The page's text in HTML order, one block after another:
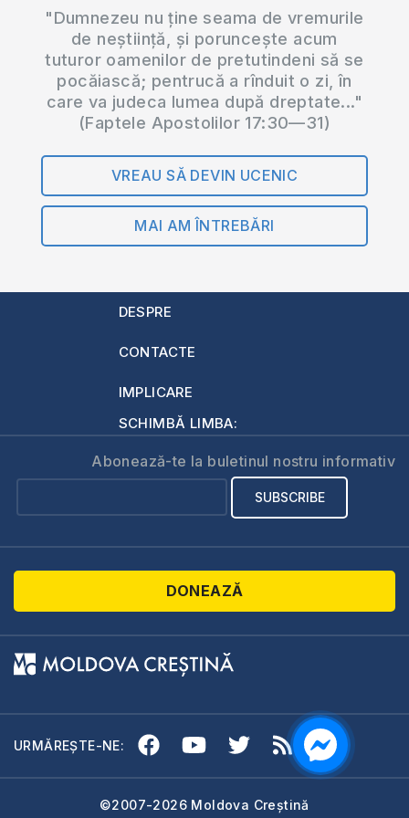
"Dumnezeu nu ține seama de vremurile
de neștiință, și poruncește acum
tuturor oamenilor de pretutindeni să se
pocăiască; pentrucă a rînduit o zi, în
care va judeca lumea după dreptate..."
(Faptele Apostolilor 17:30—31)
VREAU SĂ DEVIN UCENIC
MAI AM ÎNTREBĂRI
DESPRE
CONTACTE
IMPLICARE
SCHIMBĂ LIMBA:
Abonează-te la buletinul nostru informativ
DONEAZĂ
URMĂREȘTE-NE:
©2007-2026 Moldova Creștină